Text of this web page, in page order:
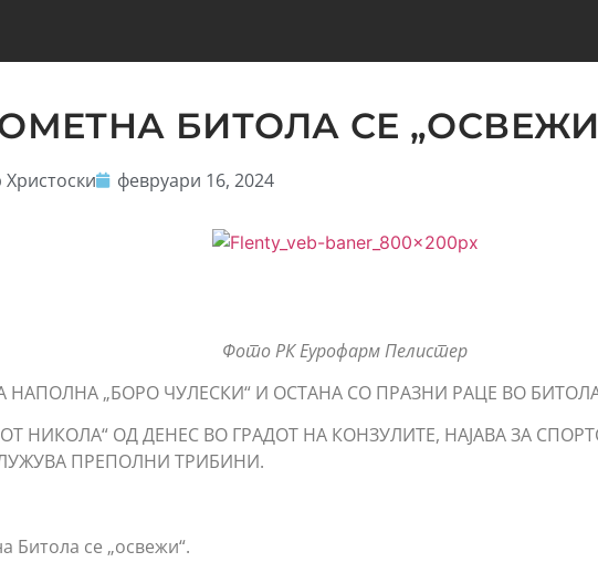
БИТОЛА СЕ
Христоски февруари 16, 2024
Фото РК Еурофарм Пелистер
НАПОЛНА „БОРО ЧУЛЕСКИ“ И ОСТАНА СО ПРАЗНИ РАЦЕ ВО
НИКОЛА“ ОД ДЕНЕС ВО ГРАДОТ НА КОНЗУЛИТЕ, НАЈАВА ЗА
ПРЕПОЛНИ ТРИБИНИ.
Битола се „освежи“.